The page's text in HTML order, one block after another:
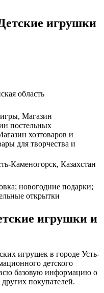
игрушки
область
Магазин
постельных
хозтоваров и
для творчества и
Каменогорск, Казахстан
новогодние подарки;
открытки
игрушки и
игрушек в городе Усть-
детского
базовую информацию о
покупателей.